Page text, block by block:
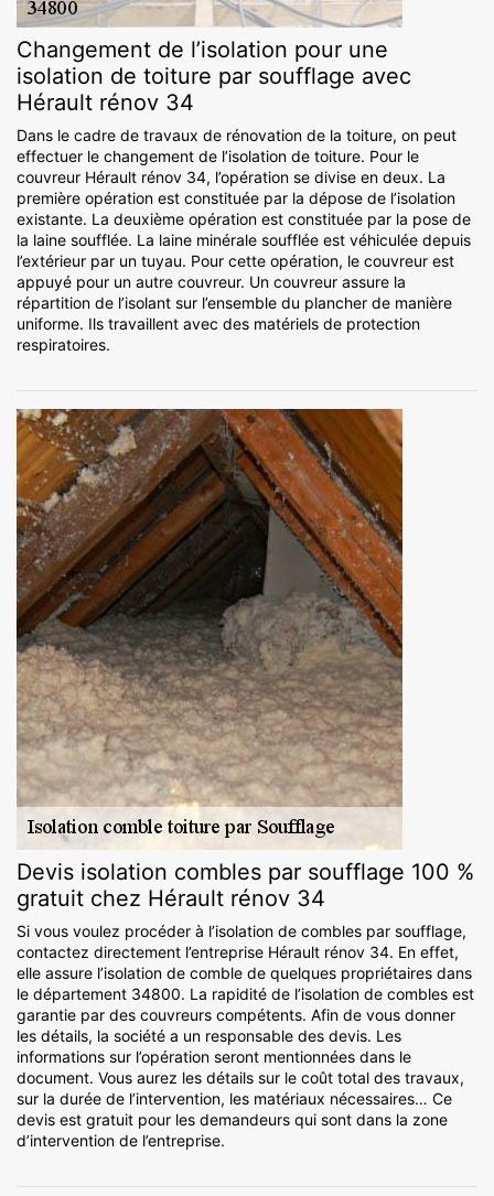
Changement de l’isolation pour une
isolation de toiture par soufflage avec
Hérault rénov 34
Dans le cadre de travaux de rénovation de la toiture, on peut
effectuer le changement de l’isolation de toiture. Pour le
couvreur Hérault rénov 34, l’opération se divise en deux. La
première opération est constituée par la dépose de l’isolation
existante. La deuxième opération est constituée par la pose de
la laine soufflée. La laine minérale soufflée est véhiculée depuis
l’extérieur par un tuyau. Pour cette opération, le couvreur est
appuyé pour un autre couvreur. Un couvreur assure la
répartition de l’isolant sur l’ensemble du plancher de manière
uniforme. Ils travaillent avec des matériels de protection
respiratoires.
Devis isolation combles par soufflage 100 %
gratuit chez Hérault rénov 34
Si vous voulez procéder à l’isolation de combles par soufflage,
contactez directement l’entreprise Hérault rénov 34. En effet,
elle assure l’isolation de comble de quelques propriétaires dans
le département 34800. La rapidité de l’isolation de combles est
garantie par des couvreurs compétents. Afin de vous donner
les détails, la société a un responsable des devis. Les
informations sur l’opération seront mentionnées dans le
document. Vous aurez les détails sur le coût total des travaux,
sur la durée de l’intervention, les matériaux nécessaires… Ce
devis est gratuit pour les demandeurs qui sont dans la zone
d’intervention de l’entreprise.